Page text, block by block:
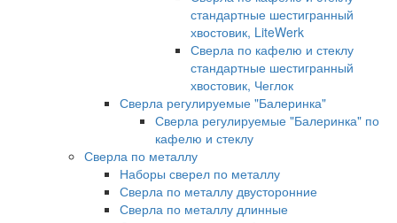
стандартные шестигранный
хвостовик, LiteWerk
Сверла по кафелю и стеклу
стандартные шестигранный
хвостовик, Чеглок
Сверла регулируемые "Балеринка"
Сверла регулируемые "Балеринка" по
кафелю и стеклу
Сверла по металлу
Наборы сверел по металлу
Сверла по металлу двусторонние
Сверла по металлу длинные